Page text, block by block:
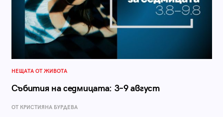
НЕЩАТА ОТ ЖИВОТА
Събития на седмицата: 3–9 август
ОТ КРИСТИЯНА БУРДЕВА